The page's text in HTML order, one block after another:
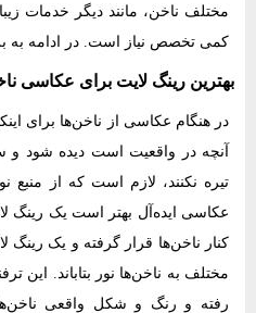
مختلف ناخن، مانند دیگر خدمات
کمی تخصص نیاز است. در ادامه به
بهترین رینگ لایت برای عکاسی
در هنگام عکاسی از ناخن‌ها برای
آنچه در واقعیت است دیده شود و
تیره نکنند، لازم است که از منبع
عکاسی ایده‌آل بهتر است یک رینگ
کنار ناخن‌ها قرار گرفته و یک
مختلف به ناخن‌ها نور بتاباند. این
رفته و رنگ و شکل واقعی